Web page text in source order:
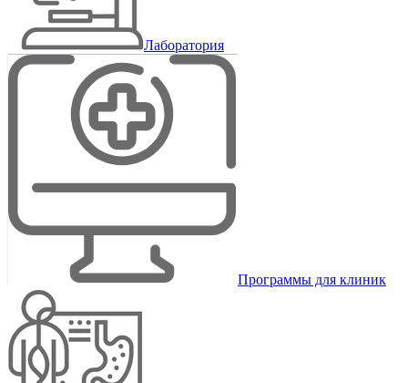
Лаборатория
Программы для клиник